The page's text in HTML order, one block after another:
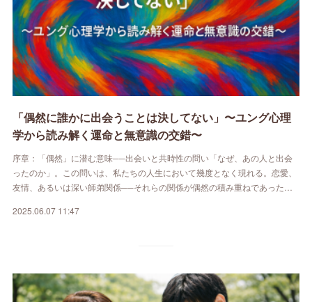
「偶然に誰かに出会うことは決してない」〜ユング心理
学から読み解く運命と無意識の交錯〜
序章：「偶然」に潜む意味──出会いと共時性の問い「なぜ、あの人と出会
ったのか」。この問いは、私たちの人生において幾度となく現れる。恋愛、
友情、あるいは深い師弟関係──それらの関係が偶然の積み重ねであった…
2025.06.07 11:47